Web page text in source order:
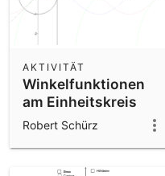
Winkelfunktionen
am Einheitskreis
AKTIVITÄT
Robert Schürz